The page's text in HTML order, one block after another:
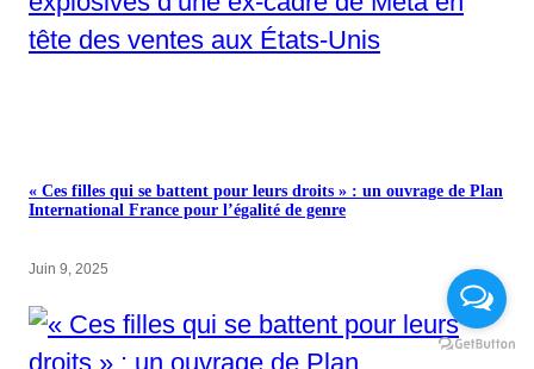
« Ces filles qui se battent pour leurs droits » : un ouvrage de Plan
International France pour l’égalité de genre
Juin 9, 2025